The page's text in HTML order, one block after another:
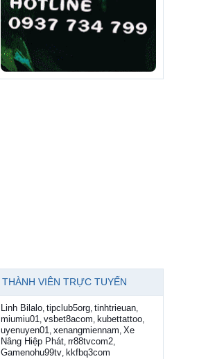
THÀNH VIÊN TRỰC TUYẾN
Linh Bilalo, tipclub5org, tinhtrieuan,
miumiu01, vsbet8acom, kubettattoo,
uyenuyen01, xenangmiennam, Xe
Nâng Hiệp Phát, rr88tvcom2,
Gamenohu99tv, kkfbq3com